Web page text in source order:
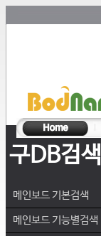
구DB검색
메인보드 기본검색
메인보드 기능별검색